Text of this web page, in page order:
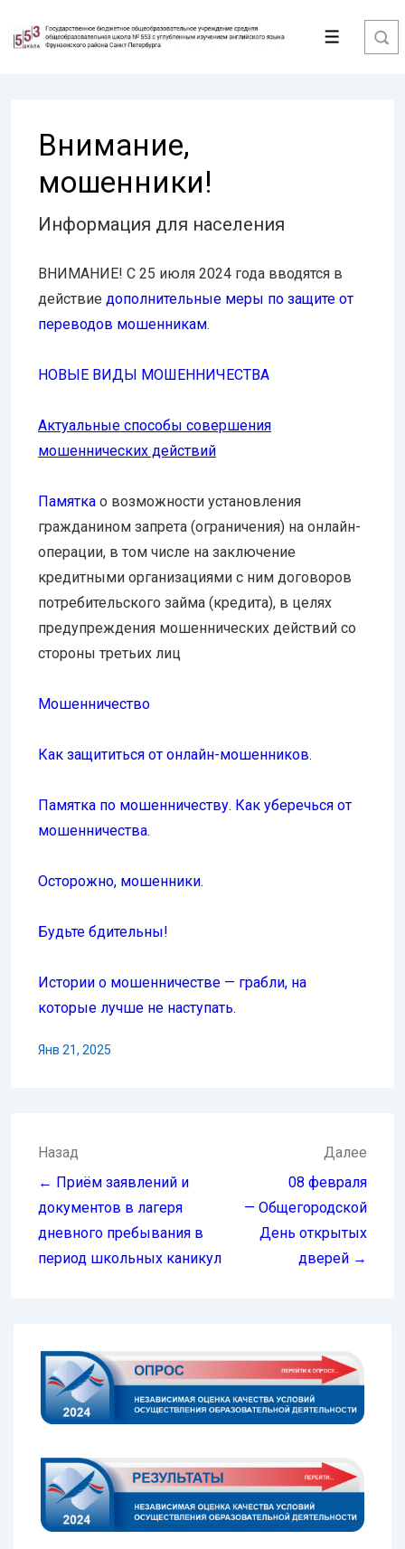
Перейти
Меню
Внимание,
мошенники!
Информация для населения
ВНИМАНИЕ! С 25 июля 2024 года вводятся в
действие дополнительные меры по защите от
переводов мошенникам.
НОВЫЕ ВИДЫ МОШЕННИЧЕСТВА
Актуальные способы совершения
мошеннических действий
Памятка о возможности установления
гражданином запрета (ограничения) на онлайн-
операции, в том числе на заключение
кредитными организациями с ним договоров
потребительского займа (кредита), в целях
предупреждения мошеннических действий со
стороны третьих лиц
Мошенничество
Как защититься от онлайн-мошенников.
Памятка по мошенничеству. Как уберечься от
мошенничества.
Осторожно, мошенники.
Будьте бдительны!
Истории о мошенничестве — грабли, на
которые лучше не наступать.
Янв 21, 2025
Навигация
по
записям
Назад
← Приём заявлений и
документов в лагеря
дневного пребывания в
период школьных каникул
Далее
08 февраля
— Общегородской
День открытых
дверей →